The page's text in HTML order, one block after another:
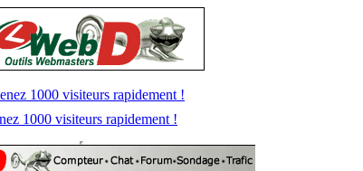
1000 visiteurs rapidement !
1000 visiteurs rapidement !